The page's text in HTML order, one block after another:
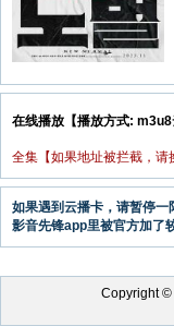
在线播放【播放方式: m3u8
全集【如果地址被拦截，请
如果遇到云播卡，请暂停一
影音先锋app里被官方加了
Copyright ©